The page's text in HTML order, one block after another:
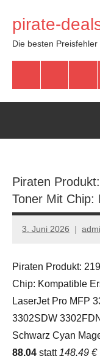
Inhalt
springen
pirate-
Die besten
Piraten
Toner Mit
3. Juni 2026
Piraten Produkt:
Chip: Kompatible
LaserJet Pro MFP
3302SDW
Schwarz Cyan
88.04 statt 148.49 €